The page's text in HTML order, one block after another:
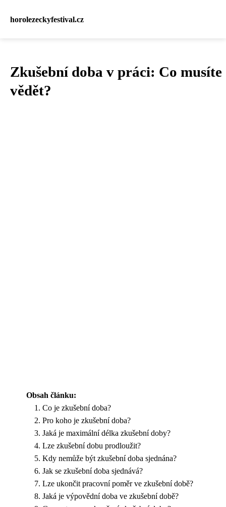
horolezeckyfestival.cz
Zkušební doba v práci: Co musíte
vědět?
Obsah článku:
Co je zkušební doba?
Pro koho je zkušební doba?
Jaká je maximální délka zkušební doby?
Lze zkušební dobu prodloužit?
Kdy nemůže být zkušební doba sjednána?
Jak se zkušební doba sjednává?
Lze ukončit pracovní poměr ve zkušební době?
Jaká je výpovědní doba ve zkušební době?